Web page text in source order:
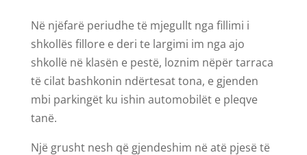
Në njëfarë periudhe të mjegullt nga fillimi i
shkollës fillore e deri te largimi im nga ajo
shkollë në klasën e pestë, loznim nëpër tarraca
të cilat bashkonin ndërtesat tona, e gjenden
mbi parkingët ku ishin automobilët e pleqve
tanë.
Një grusht nesh që gjendeshim në atë pjesë të